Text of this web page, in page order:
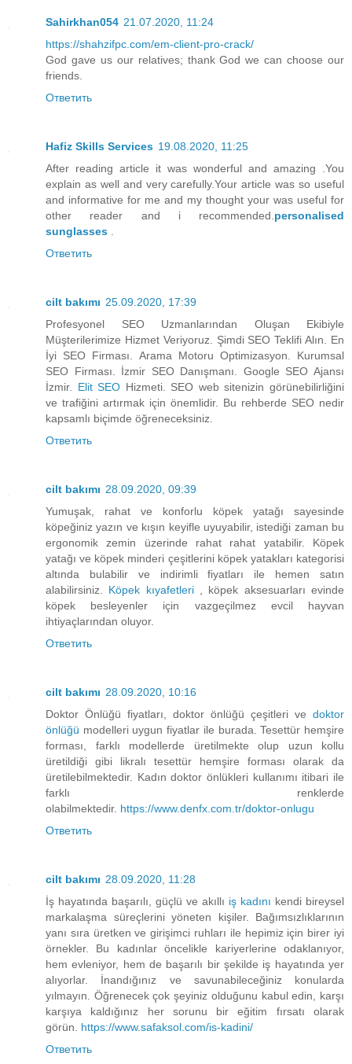
Sahirkhan054 21.07.2020, 11:24
https://shahzifpc.com/em-client-pro-crack/
God gave us our relatives; thank God we can choose our
friends.
Ответить
Hafiz Skills Services 19.08.2020, 11:25
After reading article it was wonderful and amazing .You
explain as well and very carefully.Your article was so useful
and informative for me and my thought your was useful for
other reader and i recommended. personalised
sunglasses
Ответить
cilt bakımı 25.09.2020, 17:39
Profesyonel SEO Uzmanlarından Oluşan Ekibiyle
Müşterilerimize Hizmet Veriyoruz. Şimdi SEO Teklifi Alın. En
İyi SEO Firması. Arama Motoru Optimizasyon. Kurumsal
SEO Firması. İzmir SEO Danışmanı. Google SEO Ajansı
İzmir. Elit SEO Hizmeti. SEO web sitenizin görünebilirliğini
ve trafiğini artırmak için önemlidir. Bu rehberde SEO nedir
kapsamlı biçimde öğreneceksiniz.
Ответить
cilt bakımı 28.09.2020, 09:39
Yumuşak, rahat ve konforlu köpek yatağı sayesinde
köpeğiniz yazın ve kışın keyifle uyuyabilir, istediği zaman bu
ergonomik zemin üzerinde rahat rahat yatabilir. Köpek
yatağı ve köpek minderi çeşitlerini köpek yatakları kategorisi
altında bulabilir ve indirimli fiyatları ile hemen satın
alabilirsiniz. Köpek kıyafetleri, köpek aksesuarları evinde
köpek besleyenler için vazgeçilmez evcil hayvan
ihtiyaçlarından oluyor.
Ответить
cilt bakımı 28.09.2020, 10:16
Doktor Önlüğü fiyatları, doktor önlüğü çeşitleri ve doktor
önlüğü modelleri uygun fiyatlar ile burada. Tesettür hemşire
forması, farklı modellerde üretilmekte olup uzun kollu
üretildiği gibi likralı tesettür hemşire forması olarak da
üretilebilmektedir. Kadın doktor önlükleri kullanımı itibari ile
farklı renklerde
olabilmektedir. https://www.denfx.com.tr/doktor-onlugu
Ответить
cilt bakımı 28.09.2020, 11:28
İş hayatında başarılı, güçlü ve akıllı iş kadını kendi bireysel
markalaşma süreçlerini yöneten kişiler. Bağımsızlıklarının
yanı sıra üretken ve girişimci ruhları ile hepimiz için birer iyi
örnekler. Bu kadınlar öncelikle kariyerlerine odaklanıyor,
hem evleniyor, hem de başarılı bir şekilde iş hayatında yer
alıyorlar. İnandığınız ve savunabileceğiniz konularda
yılmayın. Öğrenecek çok şeyiniz olduğunu kabul edin, karşı
karşıya kaldığınız her sorunu bir eğitim fırsatı olarak
görün. https://www.safaksol.com/is-kadini/
Ответить